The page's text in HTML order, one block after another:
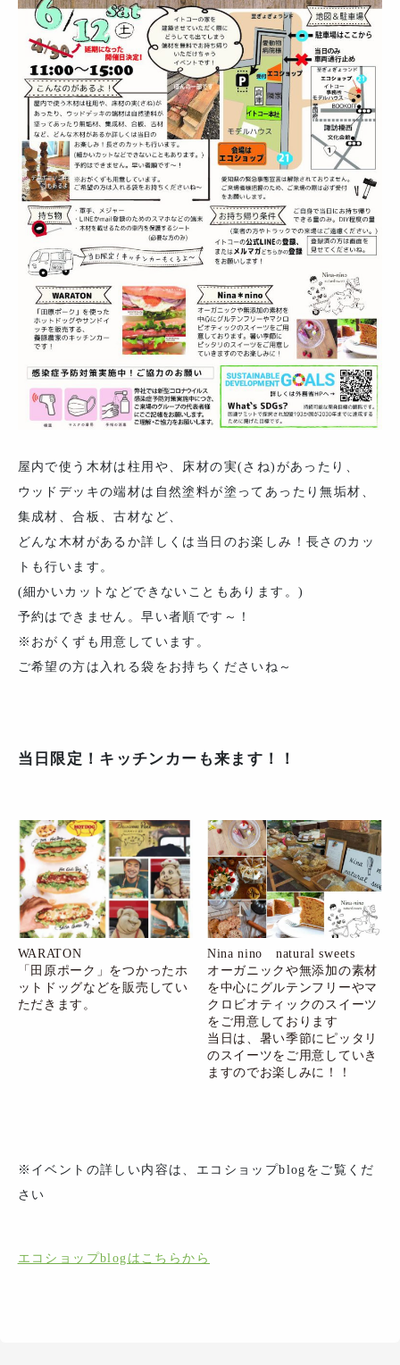
屋内で使う木材は柱用や、床材の実(さね)があったり、
ウッドデッキの端材は自然塗料が塗ってあったり無垢材、
集成材、合板、古材など、
どんな木材があるか詳しくは当日のお楽しみ！長さのカッ
トも行います。
(細かいカットなどできないこともあります。)
予約はできません。早い者順です～！
※おがくずも用意しています。
ご希望の方は入れる袋をお持ちくださいね～
当日限定！キッチンカーも来ます！！
WARATON
「田原ポーク」をつかったホ
ットドッグなどを販売してい
ただきます。
Nina nino natural sweets
オーガニックや無添加の素材
を中心にグルテンフリーやマ
クロビオティックのスイーツ
をご用意しております
当日は、暑い季節にピッタリ
のスイーツをご用意していき
ますのでお楽しみに！！
※イベントの詳しい内容は、エコショップblogをご覧くだ
さい
エコショップblogはこちらから